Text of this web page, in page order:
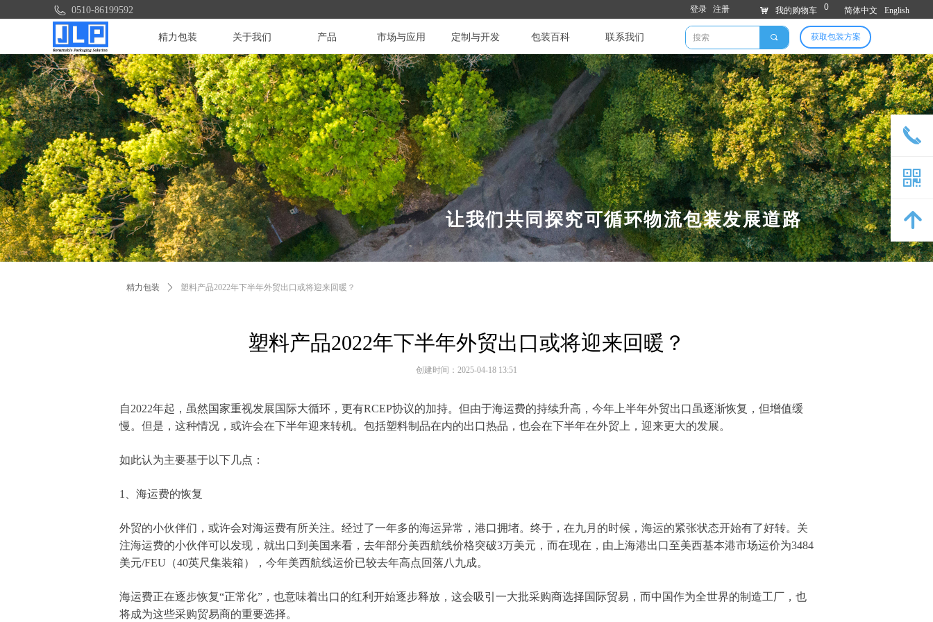
精力包装 关于我们 产品 市场与应用 定制与开发 包装百科 联系我们 获取包装方案
끠
简体中文 English
낙 我的购物车 0
0510-86199592 登录 注册
塑料产品2022年下半年外贸出口或将迎来回暖？
自2022年起，虽然国家重视发展国际大循环，更有RCEP协议的加持。但由于海运费的持续升高，今年上半年外贸出口虽逐渐恢复，但增值缓
慢。但是，这种情况，或许会在下半年迎来转机。包括塑料制品在内的出口热品，也会在下半年在外贸上，迎来更大的发展。
如此认为主要基于以下几点：
1、海运费的恢复
外贸的小伙伴们，或许会对海运费有所关注。经过了一年多的海运异常，港口拥堵。终于，在九月的时候，海运的紧张状态开始有了好转。关
注海运费的小伙伴可以发现，就出口到美国来看，去年部分美西航线价格突破3万美元，而在现在，由上海港出口至美西基本港市场运价为3484
美元/FEU（40英尺集装箱），今年美西航线运价已较去年高点回落八九成。
海运费正在逐步恢复“正常化”，也意味着出口的红利开始逐步释放，这会吸引一大批采购商选择国际贸易，而中国作为全世界的制造工厂，也
将成为这些采购贸易商的重要选择。
让我们共同探究可循环物流包装发展道路
创建时间： 2025-04-18 13:51
精力包装 ꄲ 塑料产品2022年下半年外贸出口或将迎来回暖？
끅
낃
녕